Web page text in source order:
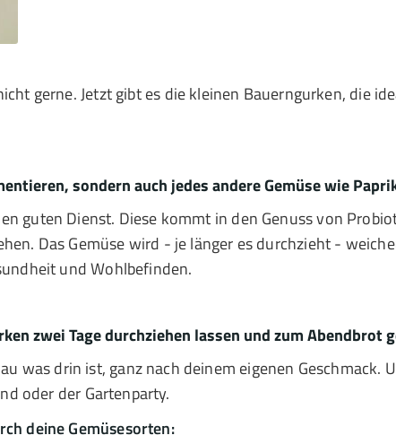
gerne. Jetzt gibt es die kleinen Bauerngurken, die
sondern auch jedes andere Gemüse wie
guten Dienst. Diese kommt in den Genuss von
Das Gemüse wird - je länger es durchzieht -
und Wohlbefinden.
zwei Tage durchziehen lassen und zum Abendbrot
was drin ist, ganz nach deinem eigenen Geschmack.
oder der Gartenparty.
deine Gemüsesorten: